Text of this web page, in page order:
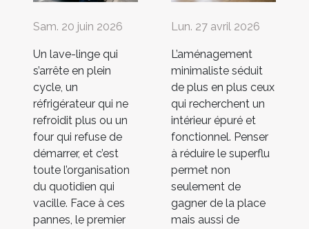
Sam. 20 juin 2026
Un lave-linge qui
s’arrête en plein
cycle, un
réfrigérateur qui ne
refroidit plus ou un
four qui refuse de
démarrer, et c’est
toute l’organisation
du quotidien qui
vacille. Face à ces
pannes, le premier
Lun. 27 avril 2026
L’aménagement
minimaliste séduit
de plus en plus ceux
qui recherchent un
intérieur épuré et
fonctionnel. Penser
à réduire le superflu
permet non
seulement de
gagner de la place
mais aussi de